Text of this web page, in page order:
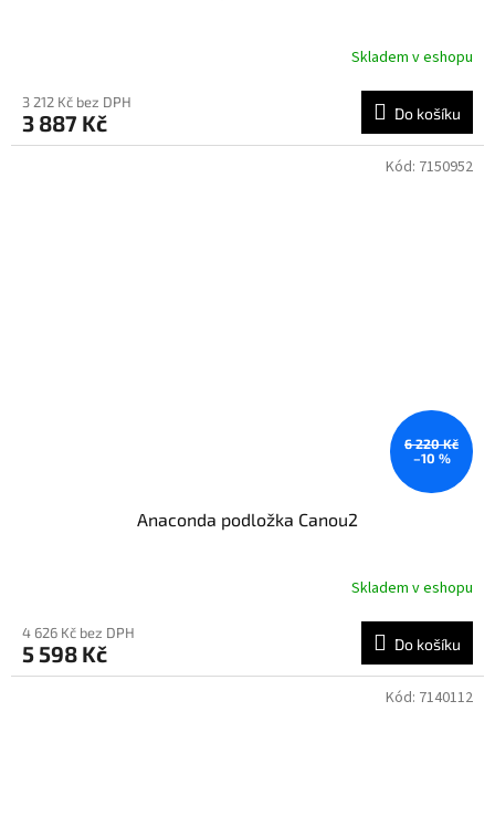
Skladem v eshopu
3 212 Kč bez DPH
3 887 Kč Do košíku
6 220 Kč
–10 %
Anaconda podložka Canou2
Skladem v eshopu
4 626 Kč bez DPH
5 598 Kč Do košíku
Kód: 7150952
Kód: 7140112